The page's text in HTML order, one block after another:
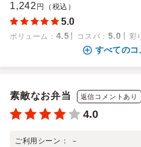
1,242 円（税込）
5.0
ボリューム ： 4.5 コスパ ： 5.0 彩
すべてのコ
素敵なお弁当 返信コメントあり
4.0
ご利用シーン：
－